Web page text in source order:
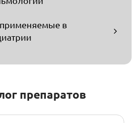
в
препаратов